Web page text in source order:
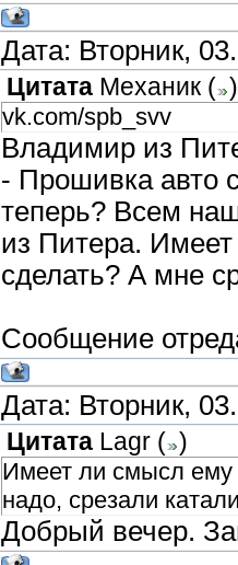
Дата: Вторник,
Цитата Механик ( )
vk.com/spb_svv
Владимир из
- Прошивка авто
теперь? Всем
из Питера.
сделать? А мне
Сообщение
Дата: Вторник,
Цитата Lagr ( )
Имеет ли смысл ему
надо, срезали
Добрый вечер.